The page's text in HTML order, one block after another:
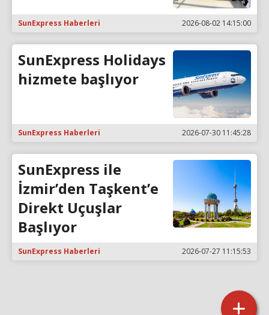
SunExpress Haberleri 2026-08-02 14:15:00
SunExpress Holidays
hizmete başlıyor
SunExpress Haberleri 2026-07-30 11:45:28
SunExpress ile
İzmir’den Taşkent’e
Direkt Uçuşlar
Başlıyor
SunExpress Haberleri 2026-07-27 11:15:53